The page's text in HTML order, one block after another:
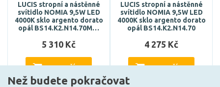
LUCIS stropní a nástěnné
svítidlo NOMIA 9,5W LED
4000K sklo argento dorato
opál BS14.K2.N14.70M…
5 310 Kč
DO KOŠÍKU
LUCIS stropní a nástěnné
svítidlo NOMIA 9,5W LED
4000K sklo argento dorato
opál BS14.K2.N14.70
4 275 Kč
DO KOŠÍKU
Než budete pokračovat